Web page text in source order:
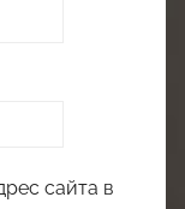
сайта в